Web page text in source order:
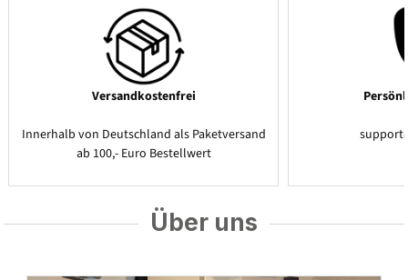
Versandkostenfrei
Innerhalb von Deutschland als Paketversand
ab 100,- Euro Bestellwert
Über uns